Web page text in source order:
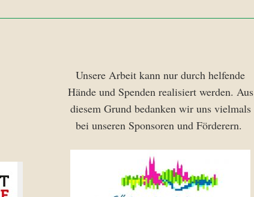
Unsere Arbeit kann nur durch helfende
Hände und Spenden realisiert werden. Aus
diesem Grund bedanken wir uns vielmals
bei unseren Sponsoren und Förderern.